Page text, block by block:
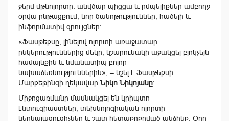
ջերմ մթնոլորտը. անվճար պիցցա և ըմպելիքներ ամբողջ
օրվա ընթացքում, նոր ծանոթություններ, հաճելի և
ինֆորմատիվ զրույցներ:
«Ֆասթեքսը, լինելով ոլորտի առաջատար
ընկերություններից մեկը, կշարունակի աջակցել բլոկչեյն
համայնքին և նմանատիպ բոլոր
նախաձեռնություններին», – նշել է Ֆասթեքսի
Մարքեթինգի ղեկավարՆիկո Նիկոյանը:
Միջոցառմանը մասնակցել են կրիպտո
էնտուզիաստներ, տեխնոլոգիական ոլորտի
ներկայացուցիչներ և շատ հետաքրքրված անձինք։ Օրը